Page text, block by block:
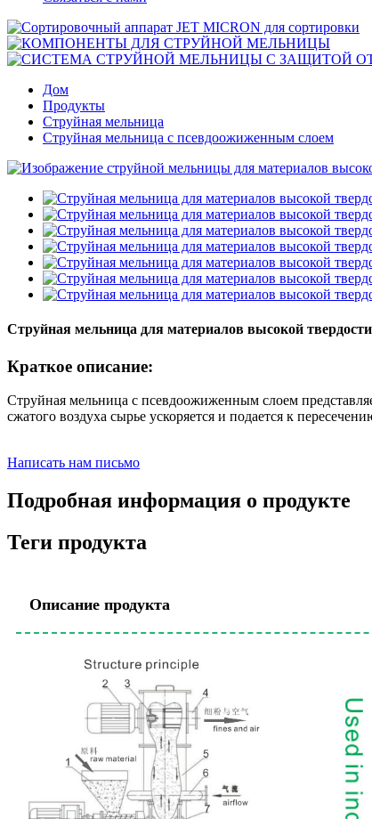
Дом
Продукты
Струйная мельница
Струйная мельница с псевдоожиженным слоем
Струйная мельница для материалов высокой твердости
Краткое описание:
Струйная мельница с псевдоожиженным слоем
сжатого воздуха сырье ускоряется и подается к
Написать нам письмо
Подробная информация о продукте
Теги продукта
Описание продукта